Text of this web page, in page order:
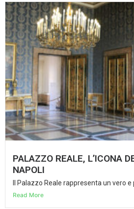
PALAZZO REALE, L’ICONA
NAPOLI
Il Palazzo Reale rappresenta un vero e
Read More